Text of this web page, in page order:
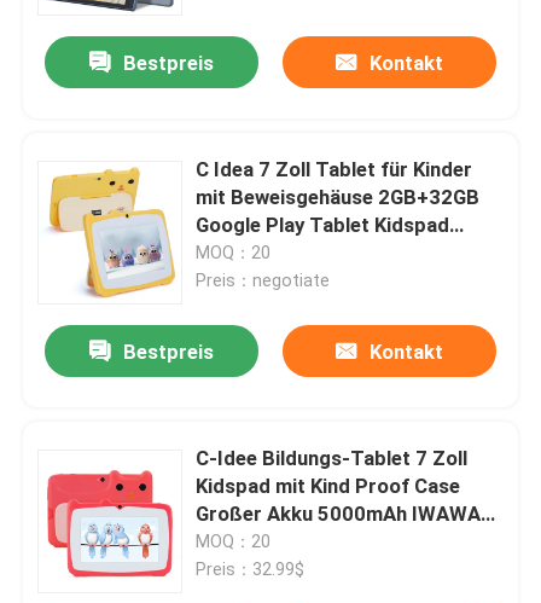
Bestpreis Kontakt
C Idea 7 Zoll Tablet für Kinder
mit Beweisgehäuse 2GB+32GB
Google Play Tablet Kidspad
CM82
MOQ：20
Preis：negotiate
Bestpreis Kontakt
C-Idee Bildungs-Tablet 7 Zoll
Kidspad mit Kind Proof Case
Großer Akku 5000mAh IWAWA
Vorinstalliert CM80Red
MOQ：20
Preis：32.99$